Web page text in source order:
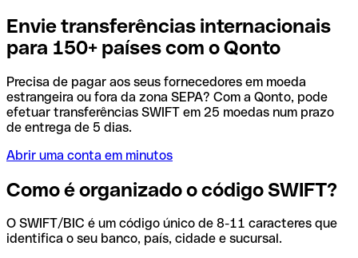
Envie transferências internacionais
para 150+ países com o Qonto
Precisa de pagar aos seus fornecedores em moeda
estrangeira ou fora da zona SEPA? Com a Qonto, pode
efetuar transferências SWIFT em 25 moedas num prazo
de entrega de 5 dias.
Abrir uma conta em minutos
Como é organizado o código SWIFT?
O SWIFT/BIC é um código único de 8-11 caracteres que
identifica o seu banco, país, cidade e sucursal.